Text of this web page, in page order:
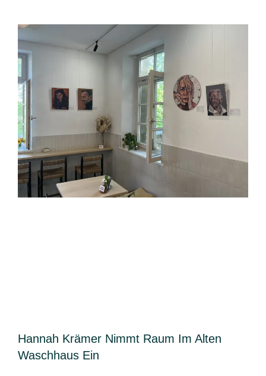
Hannah Krämer Nimmt Raum Im Alten
Waschhaus Ein